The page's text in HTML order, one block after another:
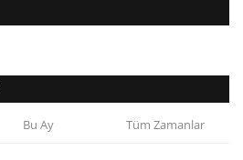
Bu Ay Tüm Zamanlar